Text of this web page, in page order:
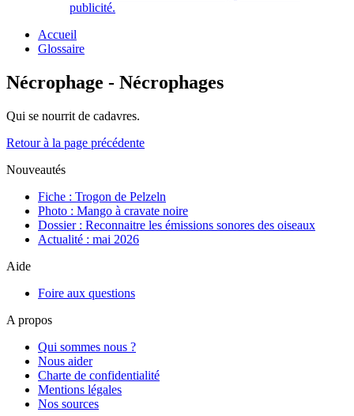
publicité.
Accueil
Glossaire
Nécrophage - Nécrophages
Qui se nourrit de cadavres.
Retour à la page précédente
Nouveautés
Fiche : Trogon de Pelzeln
Photo : Mango à cravate noire
Dossier : Reconnaitre les émissions sonores des oiseaux
Actualité : mai 2026
Aide
Foire aux questions
A propos
Qui sommes nous ?
Nous aider
Charte de confidentialité
Mentions légales
Nos sources